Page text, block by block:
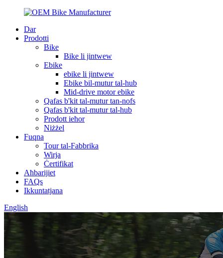
Dar
Prodotti
Bike
Bike li jintwew
Ebike
ebike li jintwew
Ebike bil-mutur tal-hub
Mid-drive motor ebike
Qafas b'kit tal-mutur tan-nofs
Qafas b'kit tal-mutur tal-hub
Prodott ieħor
Niżżel
Fuqna
Tour tal-Fabbrika
Wirja
Ċertifikat
Aħbarijiet
FAQs
Ikkuntatjana
English